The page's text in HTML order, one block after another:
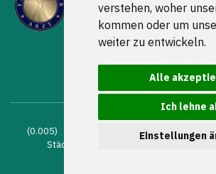
verstehen, woher
kommen oder um
weiter zu entwickeln.
Alle
Ich lehne
Einstellungen
FOLGEN SIE UNS
(0.005) © 2004 - 2026 DEV AG |
Städten
AGB